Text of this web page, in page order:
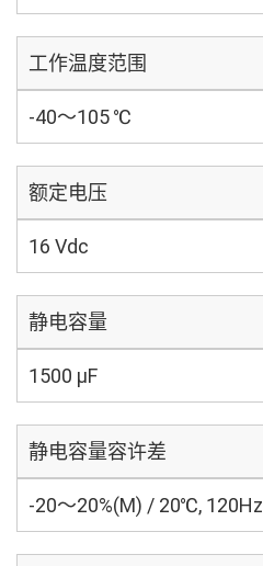
工作温度范围
-40～105 ℃
额定电压
16 Vdc
静电容量
1500 µF
静电容量容许差
-20～20%(M) / 20℃, 120Hz